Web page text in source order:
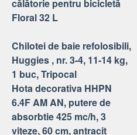
călătorie pentru bicicletă
Floral 32 L
Chilotei de baie refolosibili,
Huggies , nr. 3-4, 11-14 kg,
1 buc, Tripocal
Hota decorativa HHPN
6.4F AM AN, putere de
absorbtie 425 mc/h, 3
viteze, 60 cm, antracit